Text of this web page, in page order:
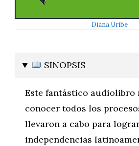
Diana Uribe
SINOPSIS
Este fantástico audiolibro
conocer todos los
llevaron a cabo para
independencias